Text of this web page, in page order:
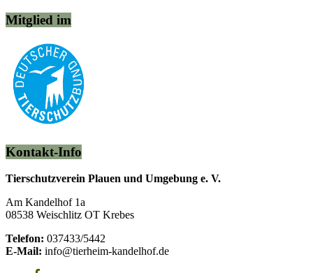
Mitglied im
Kontakt-Info
Tierschutzverein Plauen und Umgebung e. V.
Am Kandelhof 1a
08538 Weischlitz OT Krebes
Telefon: 037433/5442
E-Mail: info@tierheim-kandelhof.de